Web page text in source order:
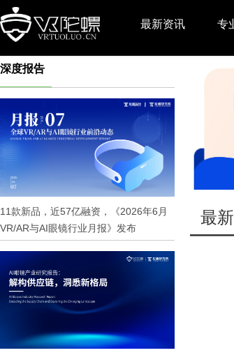
最新资讯 专
深度报告
11款新品，近57亿融资，《2026年6月
VR/AR与AI眼镜行业月报》发布
最